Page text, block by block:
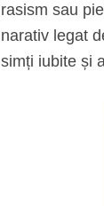
rasism sau
narativ legat
simți iubite și